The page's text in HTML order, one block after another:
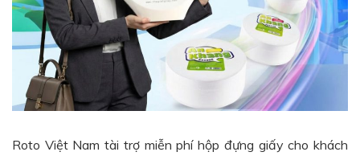
Roto Việt Nam tài trợ miễn phí hộp đựng giấy cho khách